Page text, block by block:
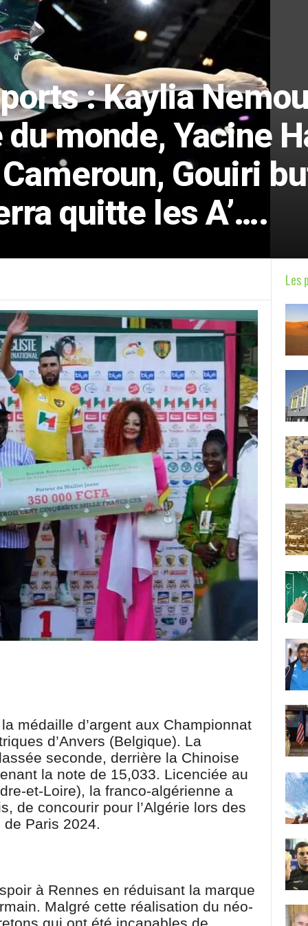
: Kaylia
monde, Yacine
Gouiri
quitte les A’….
médaille d’argent aux Championnat
d’Anvers (Belgique). La
seconde, derrière la Chinoise
la note de 15,033. Licenciée au
et-Loire), la franco-algérienne a
de concourir pour l’Algérie lors des
Paris 2024.
à Rennes en réduisant la marque
Malgré cette réalisation du néo-
Les